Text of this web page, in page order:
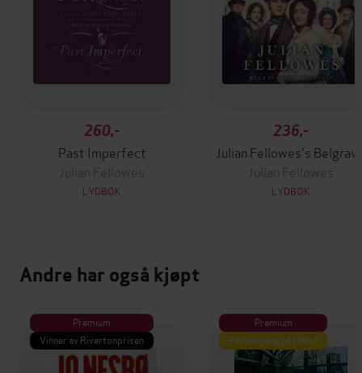
260,-
Past Imperfect
Julian Fellowes
LYDBOK
236,-
Julian Fellowes's
Julian Fellowes
LYDBOK
Andre har også kjøpt
Premium
Vinner av Rivertonprisen
Premium
Første gang på tilbud